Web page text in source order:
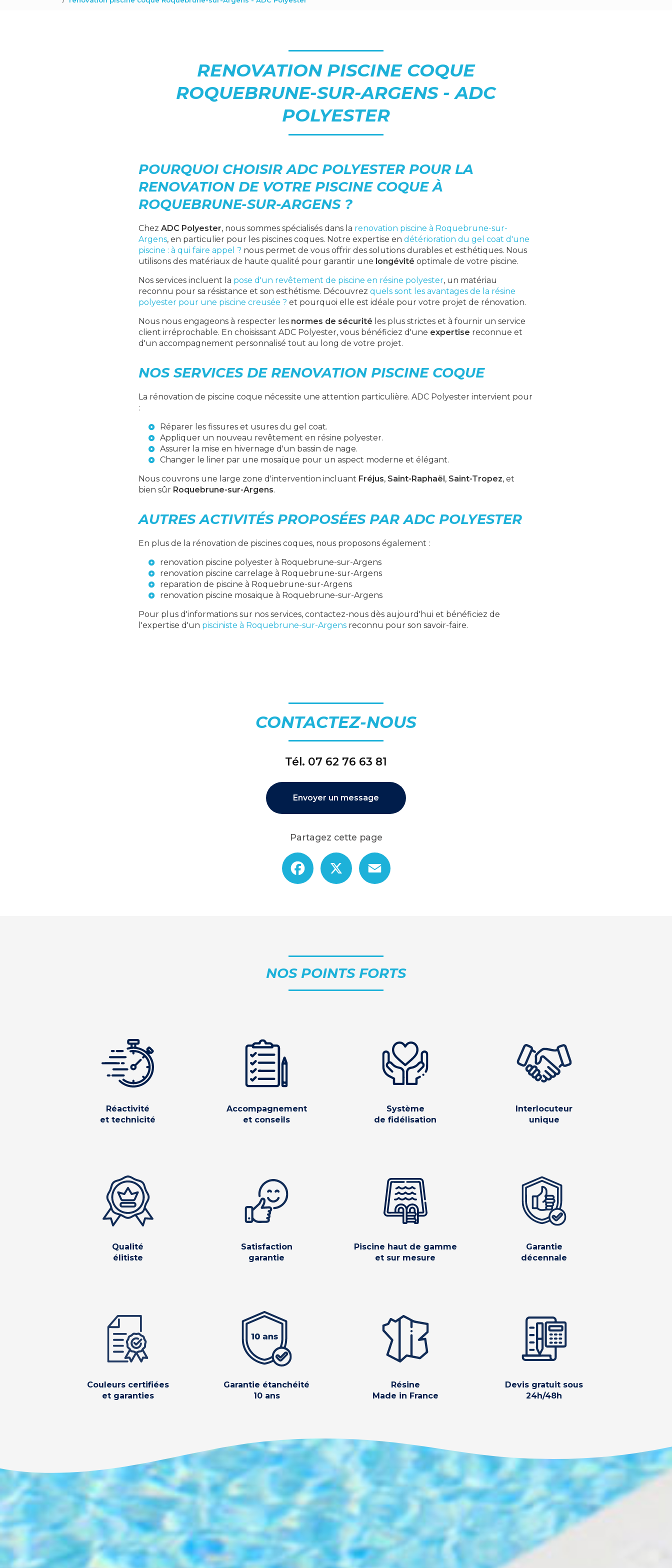
RENOVATION PISCINE COQUE
ROQUEBRUNE-SUR-ARGENS - ADC
POLYESTER
POURQUOI CHOISIR ADC POLYESTER POUR LA
RENOVATION DE VOTRE PISCINE COQUE À
ROQUEBRUNE-SUR-ARGENS ?
Chez ADC Polyester, nous sommes spécialisés dans la renovation piscine à Roquebrune-sur-
Argens, en particulier pour les piscines coques. Notre expertise en détérioration du gel coat d'une
piscine : à qui faire appel ? nous permet de vous offrir des solutions durables et esthétiques. Nous
utilisons des matériaux de haute qualité pour garantir une longévité optimale de votre piscine.
Nos services incluent la pose d'un revêtement de piscine en résine polyester, un matériau
reconnu pour sa résistance et son esthétisme. Découvrez quels sont les avantages de la résine
polyester pour une piscine creusée ? et pourquoi elle est idéale pour votre projet de rénovation.
Nous nous engageons à respecter les normes de sécurité les plus strictes et à fournir un service
client irréprochable. En choisissant ADC Polyester, vous bénéficiez d'une expertise reconnue et
d'un accompagnement personnalisé tout au long de votre projet.
NOS SERVICES DE RENOVATION PISCINE COQUE
La rénovation de piscine coque nécessite une attention particulière. ADC Polyester intervient pour
:
Réparer les fissures et usures du gel coat.
Appliquer un nouveau revêtement en résine polyester.
Assurer la mise en hivernage d'un bassin de nage.
Changer le liner par une mosaïque pour un aspect moderne et élégant.
Nous couvrons une large zone d'intervention incluant Fréjus, Saint-Raphaël, Saint-Tropez, et
bien sûr Roquebrune-sur-Argens.
AUTRES ACTIVITÉS PROPOSÉES PAR ADC POLYESTER
En plus de la rénovation de piscines coques, nous proposons également :
renovation piscine polyester à Roquebrune-sur-Argens
renovation piscine carrelage à Roquebrune-sur-Argens
reparation de piscine à Roquebrune-sur-Argens
renovation piscine mosaique à Roquebrune-sur-Argens
Pour plus d'informations sur nos services, contactez-nous dès aujourd'hui et bénéficiez de
l'expertise d'un pisciniste à Roquebrune-sur-Argens reconnu pour son savoir-faire.
CONTACTEZ-NOUS
Tél. 07 62 76 63 81
Envoyer un message
Partagez cette page
Facebook
NOS POINTS FORTS
Réactivité
et technicité
Accompagnement
et conseils
Système
de fidélisation
Interlocuteur
unique
Qualité
élitiste
Satisfaction
garantie
Piscine haut de gamme
et sur mesure
Garantie
décennale
Couleurs certifiées
et garanties
Garantie étanchéité
10 ans
Résine
Made in France
Devis gratuit sous
24h/48h